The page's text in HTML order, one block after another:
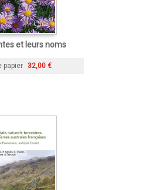
et leurs noms
papier 32,00 €